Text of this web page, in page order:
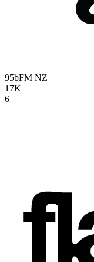
95bFM NZ
17K
6